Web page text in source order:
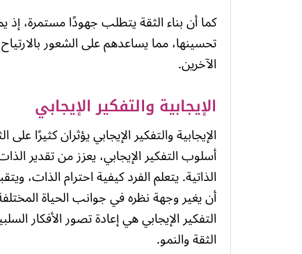
كما أن بناء الثقة يتطلب جهودًا مستمرة، إذ
تحسينها، مما يساعدهم على الشعور
الآخرين.
الإيجابية والتفكير الإيجابي
الإيجابية والتفكير الإيجابي يؤثران كثيرًا
أسلوب التفكير الإيجابي، يعزز من تقدير
الذاتية. يتعلم الفرد كيفية احترام الذات،
أن يغير وجهة نظره في جوانب الحياة
التفكير الإيجابي هي إعادة تصور الأفكار
الثقة والنمو.